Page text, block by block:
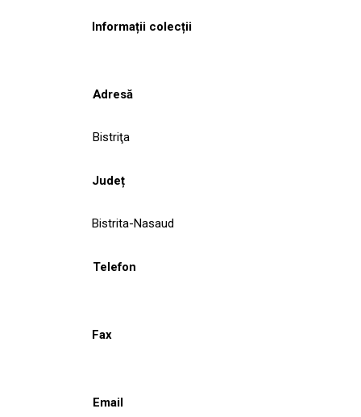
Informații colecții
Adresă
Bistriţa
Județ
Bistrita-Nasaud
Telefon
Fax
Email